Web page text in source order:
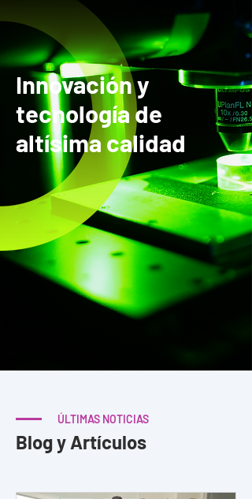
Innovación y
tecnología de
altísima calidad
ÚLTIMAS NOTICIAS
Blog y Artículos